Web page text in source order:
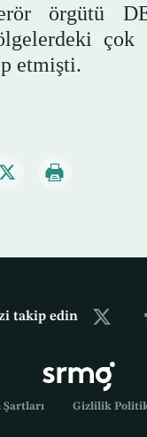
örgütü
çok
etmişti.
takip edin
Şartları Gizlilik